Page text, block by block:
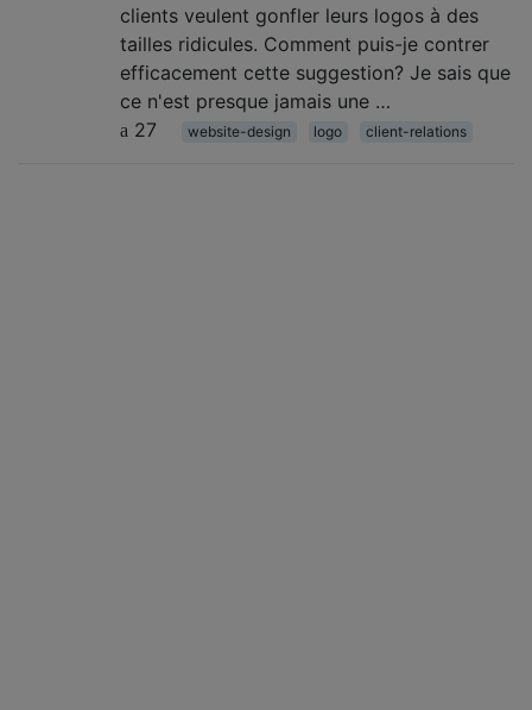
clients veulent gonfler leurs logos à des
tailles ridicules. Comment puis-je contrer
efficacement cette suggestion? Je sais que
ce n'est presque jamais une …
27
website-design logo client-relations